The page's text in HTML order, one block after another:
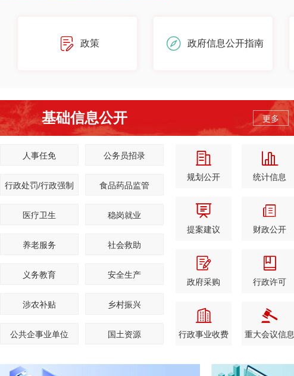
政策 政府信息公开指南
基础信息公开 更多
人事任免 公务员招录
行政处罚/行政强制 食品药品监管
医疗卫生 稳岗就业
养老服务 社会救助
义务教育 安全生产
涉农补贴 乡村振兴
公共企事业单位 国土资源
规划公开 统计信息
提案建议 财政公开
政府采购 行政许可
行政事业收费 重大会议信息